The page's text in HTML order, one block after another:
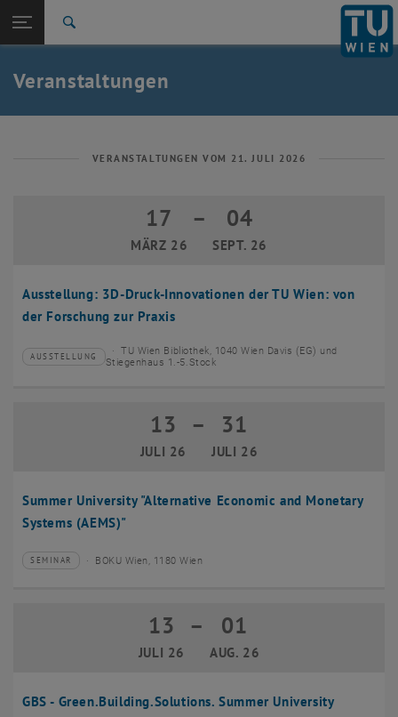
TU Login
Quicklinks
Quicklinks-Menü umschalten
Studium
Karriere
Zurück: Subseiten von Aktuelles auflisten
Aktuelles
Veranstaltungen
VERANSTALTUNGEN VOM 21. JULI 2026
Ausstellung: 3D-Druck-Innovationen der TU Wien: von
der Forschung zur Praxis
17
MÄRZ 26
17 März 2026 bis 04 September 2026
– 04
SEPT. 26
Veranstaltungstyp:
AUSSTELLUNG
Veranstaltungsort:
TU Wien Bibliothek, 1040 Wien Davis (EG) und
Stiegenhaus 1.-5.Stock
Summer University "Alternative Economic and Monetary
Systems (AEMS)"
13
JULI 26
13 Juli 2026 bis 31 Juli 2026
– 31
JULI 26
Veranstaltungstyp:
SEMINAR
Veranstaltungsort:BOKU Wien, 1180 Wien
GBS - Green.Building.Solutions. Summer University
13
JULI 26
13 Juli 2026 bis 01 August 2026
– 01
AUG. 26